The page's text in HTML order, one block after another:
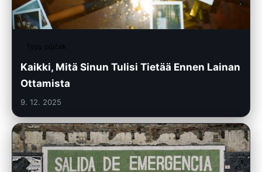
Typy půjček
Kaikki, Mitä Sinun Tulisi Tietää Ennen Lainan
Ottamista
9. 12. 2025